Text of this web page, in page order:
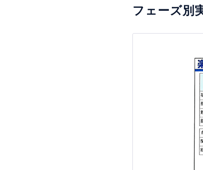
フェーズ別